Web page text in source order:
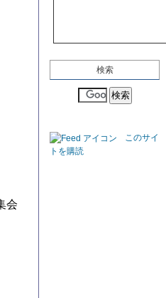
会
検索
このサイ
トを購読